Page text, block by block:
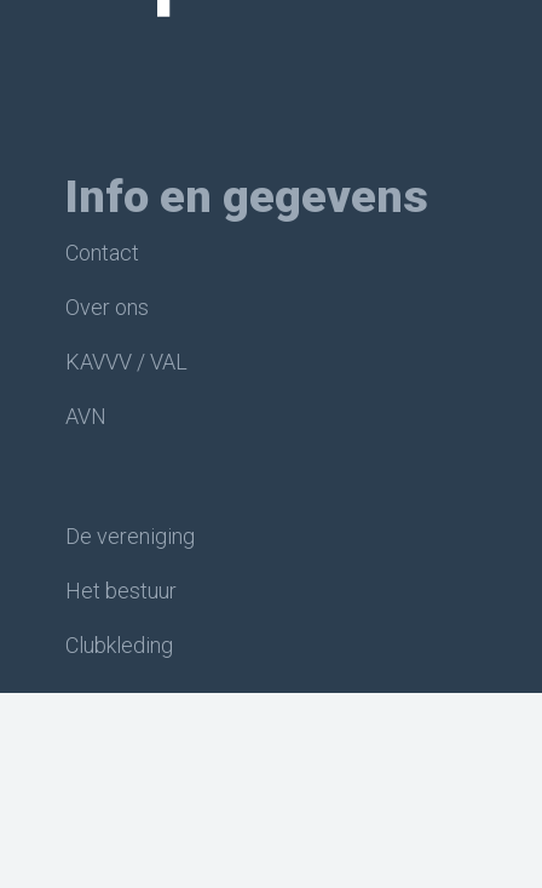
Info en gegevens
Contact
Over ons
KAVVV / VAL
AVN
De vereniging
Het bestuur
Clubkleding